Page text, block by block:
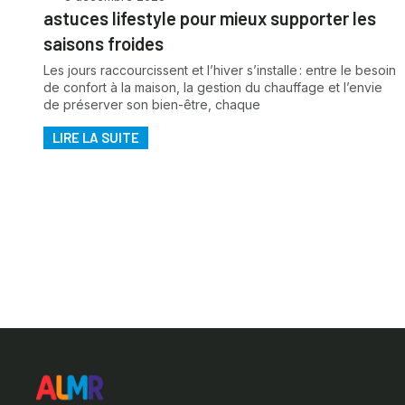
astuces lifestyle pour mieux supporter les
saisons froides
Les jours raccourcissent et l’hiver s’installe : entre le besoin
de confort à la maison, la gestion du chauffage et l’envie
de préserver son bien-être, chaque
LIRE LA SUITE